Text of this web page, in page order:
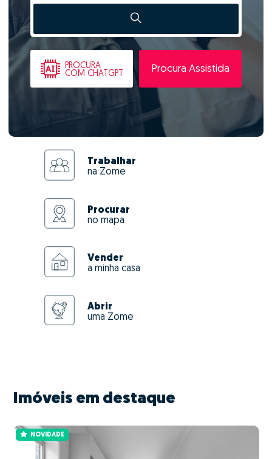
PROCURA
COM CHATGPT
Procura Assistida
Trabalhar
na Zome
Procurar
no mapa
Vender
a minha casa
Abrir
uma Zome
Imóveis em destaque
NOVIDADE